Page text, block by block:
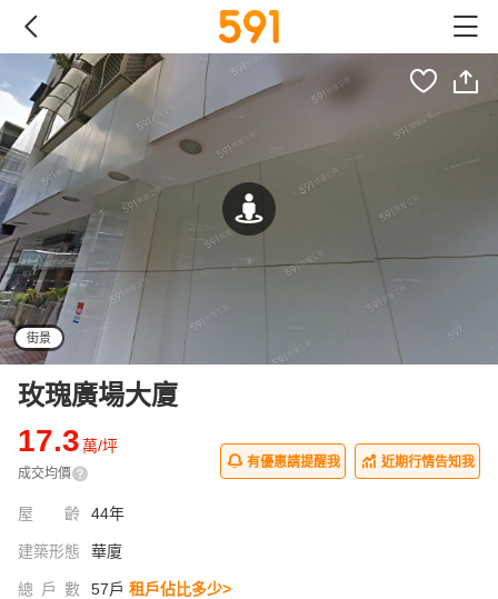
街景
玫瑰廣場大廈
17.3萬/坪
成交均價
有優惠請提醒我 近期行情告知我
屋齡 44年
建築形態 華廈
總戶數 57戶 租戶佔比多少>